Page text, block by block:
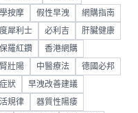
按摩 假性早洩 網購指南
犀利士 必利吉 肝臟健康
保羅紅鑽 香港網購
壯陽 中醫療法 德國必邦
狀 早洩改善建議
規律 器質性陽痿